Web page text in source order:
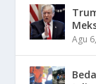
Agu